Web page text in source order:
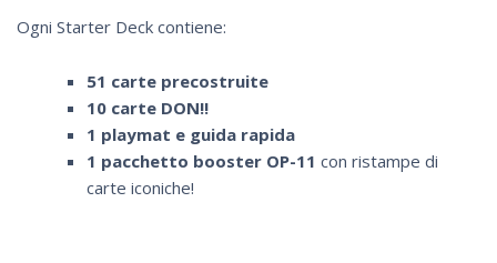
Ogni Starter Deck contiene:
51 carte precostruite
10 carte DON!!
1 playmat e guida rapida
1 pacchetto booster OP-11 con ristampe di
carte iconiche!